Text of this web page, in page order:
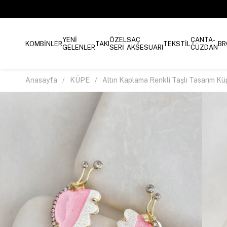
KOMBİNLERYENİ
GELENLERTAKIÖZEL
SERİ
SAÇ
AKSESUARI TEKSTİLÇANTA-
CÜZDAN
Anasayfa KÜPE Altın Kaplama Renkli Taşlı Tasarım